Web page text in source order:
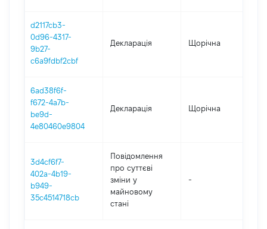
d2117cb3-
0d96-4317-
9b27-
c6a9fdbf2cbf
Декларація Щорічна
6ad38f6f-
f672-4a7b-
be9d-
4e80460e9804
Декларація Щорічна
3d4cf6f7-
402a-4b19-
b949-
35c4514718cb
Повідомлення
про суттєві
зміни y
майновому
стані
-